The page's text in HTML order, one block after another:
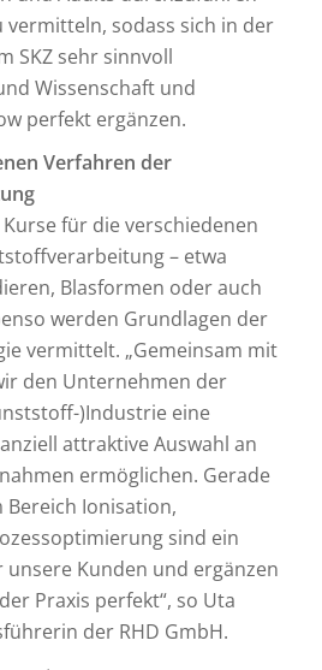
vermitteln, sodass sich in der
SKZ sehr sinnvoll
Wissenschaft und
perfekt ergänzen.
Verfahren der
für die verschiedenen
– etwa
Blasformen oder auch
werden Grundlagen der
vermittelt. „Gemeinsam mit
den Unternehmen der
)Industrie eine
attraktive Auswahl an
ermöglichen. Gerade
Bereich Ionisation,
sind ein
Kunden und ergänzen
Praxis perfekt“, so Uta
der RHD GmbH.